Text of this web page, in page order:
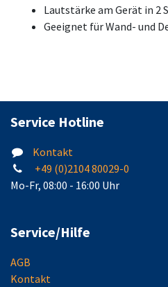
Lautstärke am Gerät in 2
Geeignet für Wand- und
Service Hotline
Kontakt
+49 (0)2104 80029-0
Mo-Fr, 08:00 - 16:00 Uhr
Service/Hilfe
AGB
Kontakt